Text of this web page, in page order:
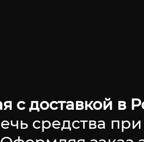
с доставкой в
средства